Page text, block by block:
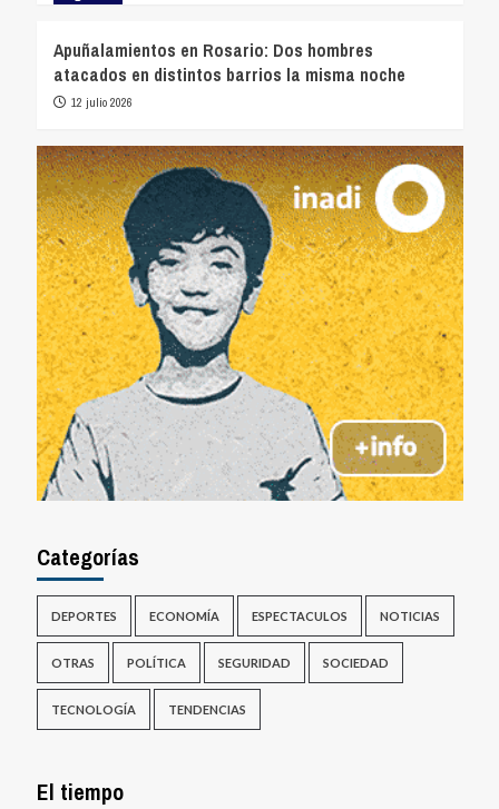
Apuñalamientos en Rosario: Dos hombres
atacados en distintos barrios la misma noche
12 julio 2026
Categorías
DEPORTES ECONOMÍA ESPECTACULOS NOTICIAS
OTRAS POLÍTICA SEGURIDAD SOCIEDAD
TECNOLOGÍA TENDENCIAS
El tiempo